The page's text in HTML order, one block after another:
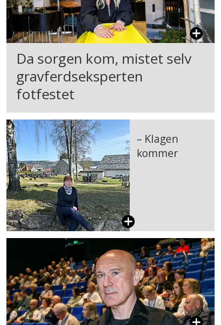
Da sorgen kom, mistet selv
gravferdseksperten
fotfestet
– Klagen
kommer